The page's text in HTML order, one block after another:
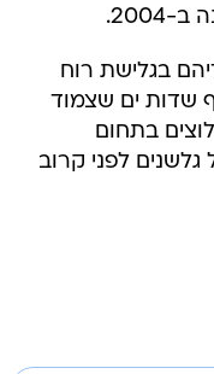
בגלישת רוח
בחוף שדות ים שצמוד
בתחום
לפני קרוב